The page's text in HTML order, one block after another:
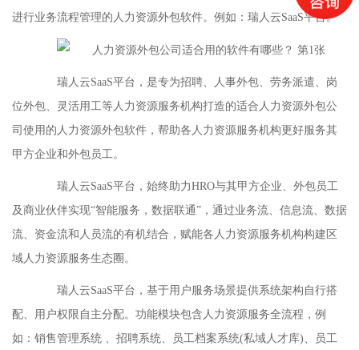
进行业务流程管理的人力资源外包软件。例如：瑞人云SaaS平台。
瑞人云SaaS平台，是专为招聘、人事外包、劳务派遣、岗
位外包、灵活用工等人力资源服务机构打造的适合人力资源外包公
司使用的人力资源外包软件，帮助各人力资源服务机构更好服务其
甲方企业和外包员工。
瑞人云SaaS平台，始终助力HRO与其甲方企业、外包员工
及商业伙伴实现“智能服务，数据联通”，通过业务流、信息流、数据
流、资金流和人员流的有机结合，赋能各人力资源服务机构构建区
域人力资源服务生态圈。
瑞人云SaaS平台，基于用户服务场景提供系统架构自行搭
配、用户权限自主分配。功能模块包含人力资源服务全流程，例
如：销售管理系统 、招聘系统、员工档案系统(私域人才库)、员工